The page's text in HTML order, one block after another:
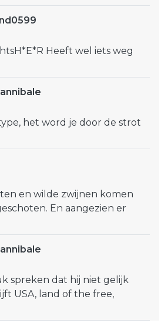
Heeft wel iets weg
het word je door de strot
en wilde zwijnen komen
En aangezien er
spreken dat hij niet gelijk
USA, land of the free,